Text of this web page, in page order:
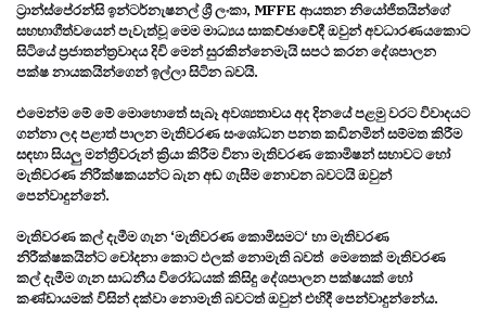
ට්‍රාන්ස්පේරන්සි ඉන්ටර්නැෂනල් ශ්‍රී ලංකා, MFFE ආයතන නියෝජිතයින්ගේ
සහභාගීත්වයෙන් පැවැත්වූ මෙම මාධ්‍යය සාකච්ඡාවේදී ඔවුන් අවධාරණයකොට
සිටියේ ප්‍රජාතන්ත්‍රවාදය දිවි මෙන් සුරකින්නෙමැයි සපථ කරන දේශපාලන
පක්ෂ නායකයින්ගෙන් ඉල්ලා සිටින බවයි.
එමෙන්ම මේ මේ මොහොතේ සැබෑ අවශ්‍යතාවය අද දිනයේ පළමු වරට විවාදයට
ගන්නා ලද පළාත් පාලන මැතිවරණ සංශෝධන පනත කඩිනමින් සම්මත කිරීම
සඳහා සියලු මන්ත්‍රීවරුන් ක්‍රියා කිරීම විනා මැතිවරණ කොමිෂන් සභාවට හෝ
මැතිවරණ නිරීක්ෂකයන්ට බැන අඬ ගැසීම නොවන බවටයි ඔවුන්
පෙන්වාදුන්නේ.
මැතිවරණ කල් දැමීම ගැන ‘මැතිවරණ කොමිසමට‘ හා මැතිවරණ
නිරීක්ෂකයින්ට චෝදනා කොට ඵලක් නොමැති බවත් මෙතෙක් මැතිවරණ
කල් දැමීම ගැන සාධනීය විරෝධයක් කිසිදු දේශපාලන පක්ෂයක් හෝ
කණ්ඩායමක් විසින් දක්වා නොමැති බවටත් ඔවුන් එහිදී පෙන්වාදුන්නේය.